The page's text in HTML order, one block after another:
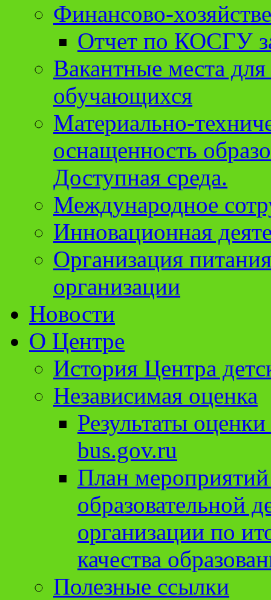
Финансово-
Отчет по КОСГУ
Вакантные места
обучающихся
Материально-
оснащенность
Доступная среда.
Международное
Инновационная
Организация
организации
Новости
О Центре
История Центра
Независимая оценка
Результаты
bus.gov.ru
План
образовательной
организации по
качества
Полезные ссылки